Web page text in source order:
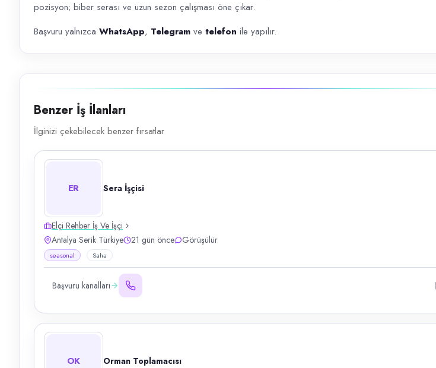
pozisyon; biber serası ve uzun sezon çalışması öne çıkar.
Başvuru yalnızca WhatsApp, Telegram ve telefon ile yapılır.
Benzer İş İlanları
İlginizi çekebilecek benzer fırsatlar
ER Sera İşçisi
Elçi Rehber İş Ve İşçi
Antalya Serik Türkiye
21 gün önce Görüşülür
seasonal Saha
Başvuru kanalları
OK Orman Toplamacısı